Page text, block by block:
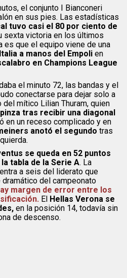
el conjunto I Bianconeri
en sus pies. Las estadísticas
tuvo casi el 80 por ciento de
sexta victoria en los últimos
es que el equipo viene de una
a manos del Empoli en
en Champions League
el minuto 72, las bandas y el
conectarse para dejar solo a
del mítico Lilian Thuram, quien
tras recibir una diagonal
en un receso complicado y en
anotó el segundo tras
se queda en 52 puntos
tabla de la Serie A. La
a seis del liderato que
dramático del campeonato
margen de error entre los
El Hellas Verona se
en la posición 14, todavía sin
de descenso.